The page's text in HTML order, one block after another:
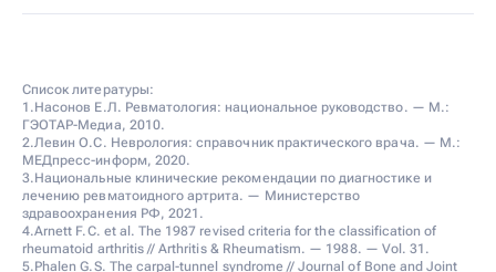
Список литературы:
1.Насонов Е.Л. Ревматология: национальное руководство. — М.:
ГЭОТАР-Медиа, 2010.
2.Левин О.С. Неврология: справочник практического врача. — М.:
МЕДпресс-информ, 2020.
3.Национальные клинические рекомендации по диагностике и
лечению ревматоидного артрита. — Министерство
здравоохранения РФ, 2021.
4.Arnett F.C. et al. The 1987 revised criteria for the classification of
rheumatoid arthritis // Arthritis & Rheumatism. — 1988. — Vol. 31.
5.Phalen G.S. The carpal-tunnel syndrome // Journal of Bone and Joint